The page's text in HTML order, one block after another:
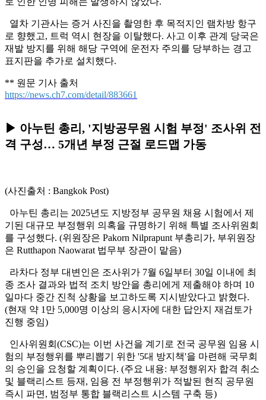
열차 기관사는 증거 사진을 촬영한 후 목적지인 램차방 항구
로 향했고, 트럭 역시 현장을 이탈했다. 사고 이후 관계 당국은
재발 방지를 위해 해당 구역에 운전자 주의를 당부하는 경고
표지판을 추가로 설치했다.
** 원문 기사 출처
https://news.ch7.com/detail/883661
▶ 아누틴 총리, '지방공무원 시험 부정' 조사위 전
격 구성… 5개년 부정 근절 로드맵 가동
(사진출처 : Bangkok Post)
아누틴 총리는 2025년도 지방정부 공무원 채용 시험에서 제
기된 대규모 부정행위 의혹을 규명하기 위해 특별 조사위원회
를 구성했다. (위원장은 Pakorn Nilprapunt 부총리가, 부위원장
은 Rutthapon Naowarat 법무부 장관이 맡음)
라차다 정부 대변인은 조사위가 7월 6일부터 30일 이내에 최
종 조사 결과와 법적 조치 방안을 총리에게 제출해야 하며 10
일마다 중간 진척 상황을 보고하도록 지시받았다고 밝혔다.
(현재 약 1만 5,000명 이상의 응시자에 대한 답안지 재검토가
진행 중임)
인사위원회(CSC)는 이번 사건을 계기로 전국 공무원 임용 시
험의 부정행위를 뿌리뽑기 위한 '5대 방지책'을 마련해 국무회
의 승인을 요청할 계획이다. (주요 내용: 부정행위자 합격 취소
및 블랙리스트 등재, 임용 전 부정행위가 적발된 현직 공무원
즉시 파면, 범정부 통합 블랙리스트 시스템 구축 등)